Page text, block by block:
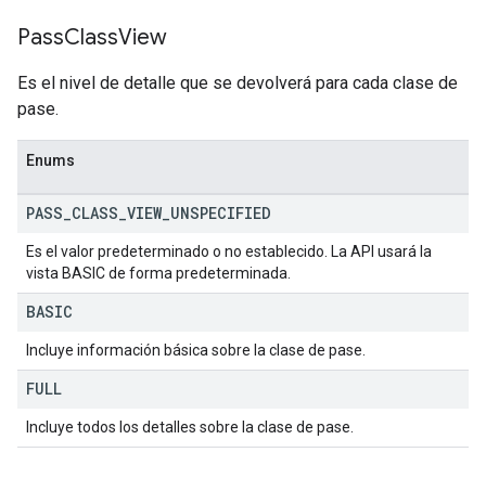
PassClassView
Es el nivel de detalle que se devolverá para cada clase de
pase.
Enums
PASS CLASS VIEW_ UNSPECIFIED
Es el valor predeterminado o no establecido. La API usará la
vista BASIC de forma predeterminada.
BASIC
Incluye información básica sobre la clase de pase.
FULL
Incluye todos los detalles sobre la clase de pase.